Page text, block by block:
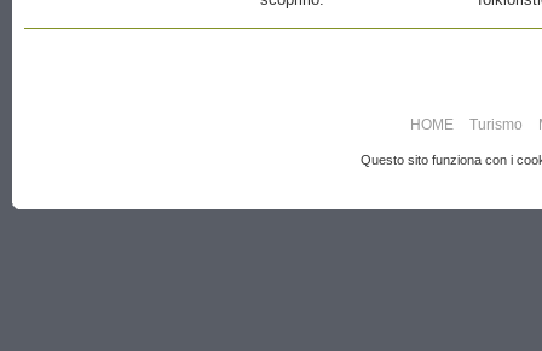
HOME Turismo
Questo sito funziona con i